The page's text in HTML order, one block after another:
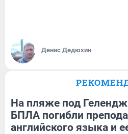
Денис Дедюхин
На пляже под
БПЛА погибли
английского языка и